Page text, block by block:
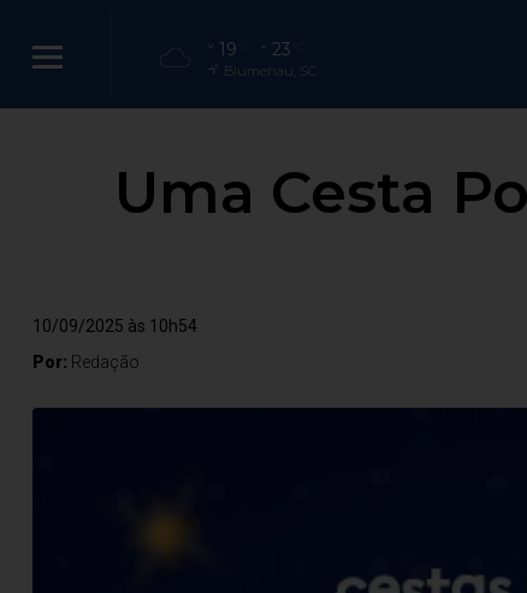
19 23
Blumenau, SC
Uma Cesta
10/09/2025 às 10h54
Por: Redação